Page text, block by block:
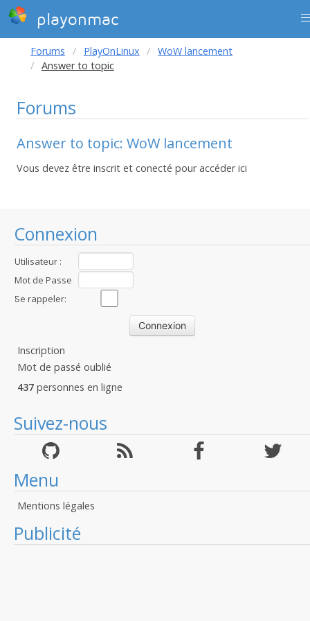
playonmac
Connexion
Utilisateur :
Mot de Passe
:Se rappeler:
Inscription
Mot de passé oublié
437 personnes en ligne
Suivez-nous
Menu
Mentions légales
Publicité
Forums PlayOnLinux
WoW lancement
Answer to topic
Forums
Answer to topic: WoW lancement
Vous devez être inscrit et conecté pour accéder ici